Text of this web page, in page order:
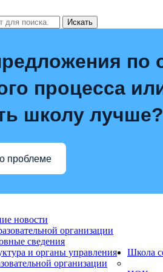
Искать
по
процесса
школу лучше?
проблеме
новости
организации
сведения
и органы управления
организации
Школа